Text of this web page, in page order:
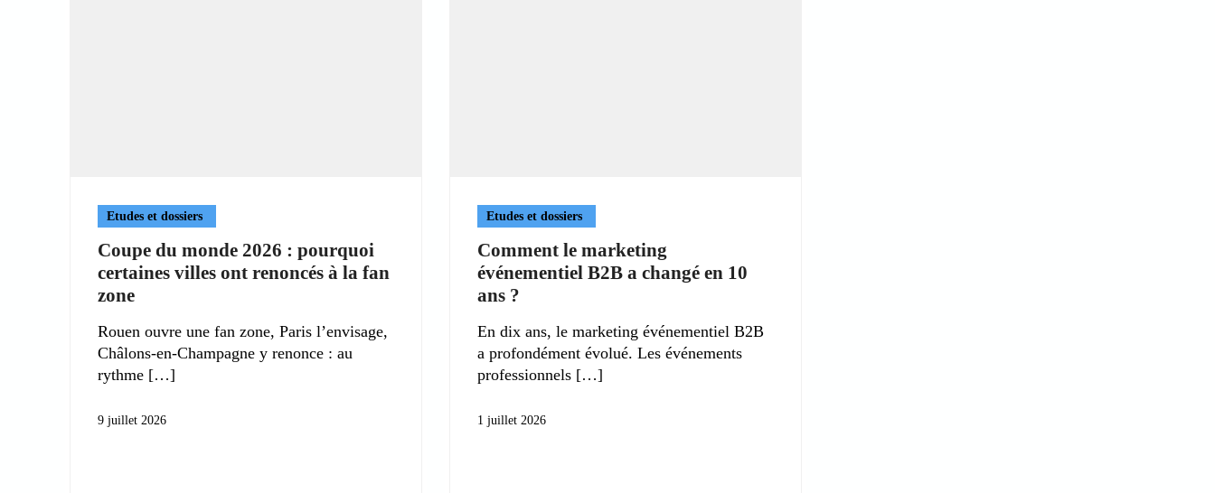
Etudes et dossiers
Coupe du monde 2026 : pourquoi
certaines villes ont renoncés à la fan
zone
Rouen ouvre une fan zone, Paris l’envisage,
Châlons-en-Champagne y renonce : au
rythme
9 juillet 2026
Etudes et dossiers
Comment le marketing
événementiel B2B a changé en 10
ans ?
En dix ans, le marketing événementiel B2B
a profondément évolué. Les événements
professionnels
1 juillet 2026